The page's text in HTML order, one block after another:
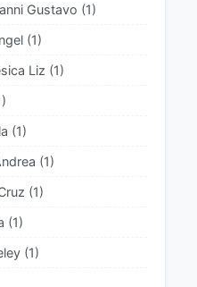
Gustavo (1)
(1)
Liz (1)
(1)
(1)
(1)
(1)
(1)